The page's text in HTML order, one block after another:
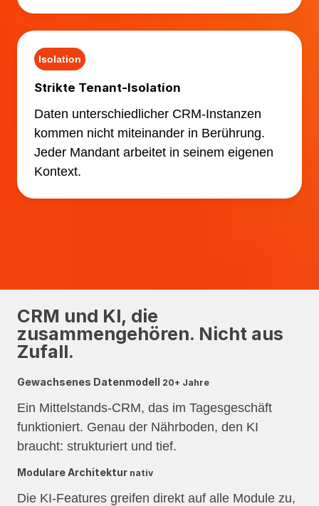
Isolation
Strikte Tenant-Isolation
Daten unterschiedlicher CRM-Instanzen
kommen nicht miteinander in Berührung.
Jeder Mandant arbeitet in seinem eigenen
Kontext.
CRM und KI, die
zusammengehören. Nicht aus
Zufall.
Gewachsenes Datenmodell 20+ Jahre
Ein Mittelstands-CRM, das im Tagesgeschäft
funktioniert. Genau der Nährboden, den KI
braucht: strukturiert und tief.
Modulare Architektur nativ
Die KI-Features greifen direkt auf alle Module zu,